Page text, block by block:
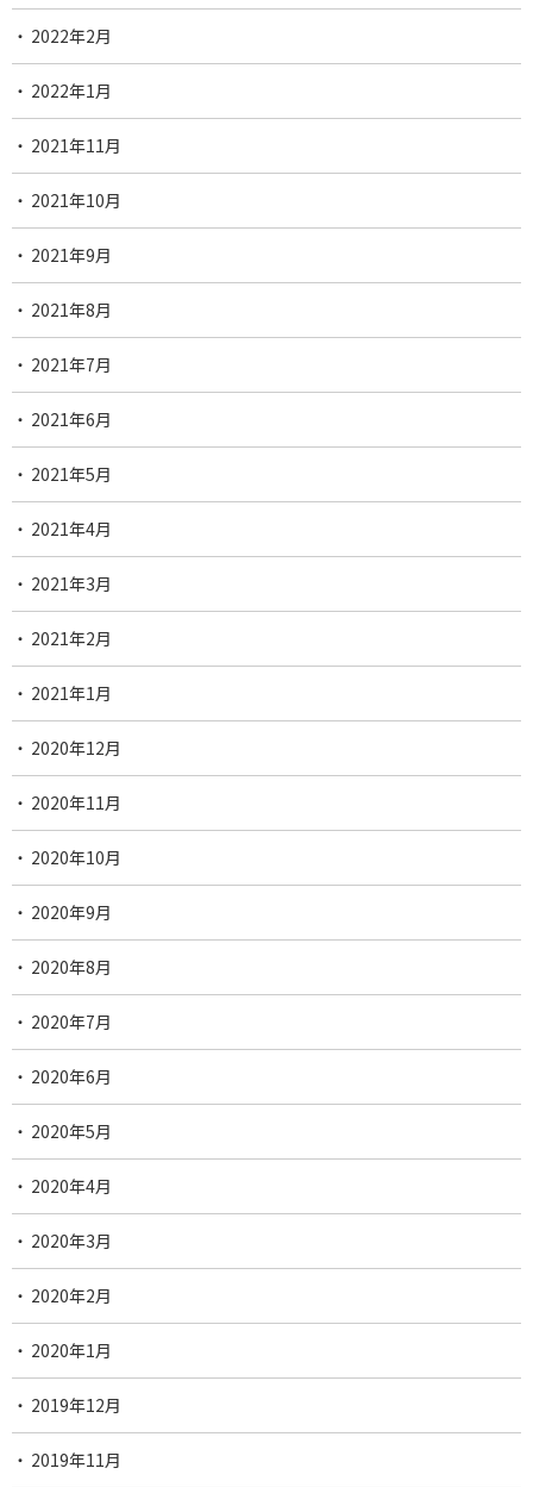
2022年2月
2022年1月
2021年11月
2021年10月
2021年9月
2021年8月
2021年7月
2021年6月
2021年5月
2021年4月
2021年3月
2021年2月
2021年1月
2020年12月
2020年11月
2020年10月
2020年9月
2020年8月
2020年7月
2020年6月
2020年5月
2020年4月
2020年3月
2020年2月
2020年1月
2019年12月
2019年11月